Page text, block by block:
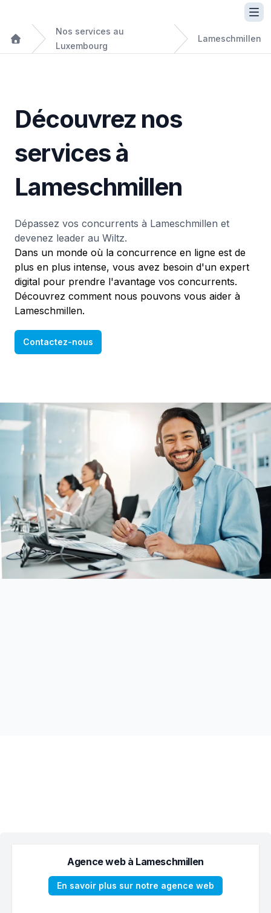
Nos services au
Luxembourg
Lameschmillen
Découvrez nos
services à
Lameschmillen
Dépassez vos concurrents à Lameschmillen et
devenez leader au Wiltz.
Dans un monde où la concurrence en ligne est de
plus en plus intense, vous avez besoin d'un expert
digital pour prendre l'avantage vos concurrents.
Découvrez comment nous pouvons vous aider à
Lameschmillen.
Contactez-nous
Agence web à Lameschmillen
En savoir plus sur notre agence web